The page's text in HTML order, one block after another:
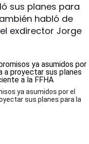
sus planes para
habló de
exdirector Jorge
ya asumidos por el
sus planes para la